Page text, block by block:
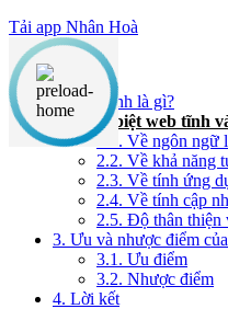
Tải app Nhân Hoà
Nội dung chính
1. Web tĩnh là gì?
2. Phân biệt web tĩnh
2.1. Về ngôn ngữ
2.2. Về khả năng
2.3. Về tính ứng
2.4. Về tính cập
2.5. Độ thân thiện
3. Ưu và nhược điểm
3.1. Ưu điểm
3.2. Nhược điểm
4. Lời kết